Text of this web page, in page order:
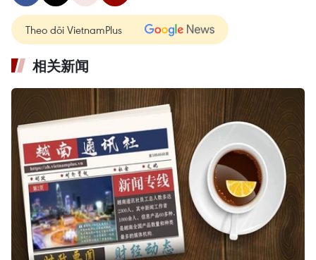
Theo dõi VietnamPlus
相关新闻